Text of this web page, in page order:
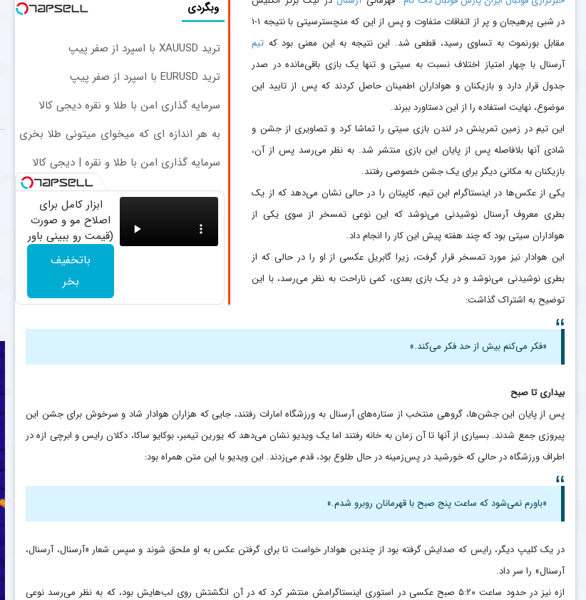
وبگردی
ترید XAUUSD با اسپرد از صفر پیپ
ترید EURUSD با اسپرد از صفر پیپ
سرمایه گذاری امن با طلا و نقره دیجی کالا
به هر اندازه ای که میخوای میتونی طلا بخری
سرمایه گذاری امن با طلا و نقره | دیجی کالا
ابزار کامل برای
اصلاح مو و صورت
(قیمت رو ببینی باور
نمیکنی!)
باتخفیف
بخر
در شبی پرهیجان و پر از اتفاقات متفاوت و پس از این که منچسترسیتی با نتیجه ۱-۱
مقابل بورنموث به تساوی رسید، قطعی شد. این نتیجه به این معنی بود که تیم
آرسنال با چهار امتیاز اختلاف نسبت به سیتی و تنها یک بازی باقی‌مانده در صدر
جدول قرار دارد و بازیکنان و هواداران اطمینان حاصل کردند که پس از تایید این
موضوع، نهایت استفاده را از این دستاورد ببرند.
این تیم در زمین تمرینش در لندن بازی سیتی را تماشا کرد و تصاویری از جشن و
شادی آنها بلافاصله پس از پایان این بازی منتشر شد. به نظر می‌رسد پس از آن،
بازیکنان به مکانی دیگر برای یک جشن خصوصی رفتند.
یکی از عکس‌ها در اینستاگرام این تیم، کاپیتان را در حالی نشان می‌دهد که از یک
بطری معروف آرسنال نوشیدنی می‌نوشد که این نوعی تمسخر از سوی یکی از
هواداران سیتی بود که چند هفته پیش این کار را انجام داد.
این هوادار نیز مورد تمسخر قرار گرفت، زیرا گابریل عکسی از او را در حالی که از
بطری نوشیدنی می‌نوشد و در یک بازی بعدی، کمی ناراحت به نظر می‌رسد، با این
توضیح به اشتراک گذاشت:
«فکر می‌کنم بیش از حد فکر می‌کند.»
بیداری تا صبح
پس از پایان این جشن‌ها، گروهی منتخب از ستاره‌های آرسنال به ورزشگاه امارات رفتند، جایی که هزاران هوادار شاد و سرخوش برای جشن این
پیروزی جمع شدند. بسیاری از آنها تا آن زمان به خانه رفتند اما یک ویدیو نشان می‌دهد که یورین تیمبر، بوکایو ساکا، دکلان رایس و ابرچی ازه در
اطراف ورزشگاه در حالی که خورشید در پس‌زمینه در حال طلوع بود، قدم می‌زدند. این ویدیو با این متن همراه بود:
«باورم نمی‌شود که ساعت پنج صبح با قهرمانان روبرو شدم.»
در یک کلیپ دیگر، رایس که صدایش گرفته بود از چندین هوادار خواست تا برای گرفتن عکس به او ملحق شوند و سپس شعار «آرسنال، آرسنال،
آرسنال» را سر داد.
ازه نیز در حدود ساعت ۵:۲۰ صبح عکسی در استوری اینستاگرامش منتشر کرد که در آن انگشتش روی لب‌هایش بود، که به نظر می‌رسد نوعی